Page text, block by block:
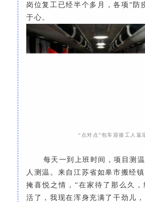
岗位复工已经半个多月，各项“防
于心。
“点对点”包车迎接工人返
每天一到上班时间，项目测
人测温。来自江苏省如皋市搬经
掩喜悦之情，“在家待了那么久
活了，我现在浑身充满了干劲儿